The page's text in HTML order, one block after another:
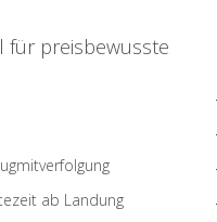
für preisbewusste
ab Landung